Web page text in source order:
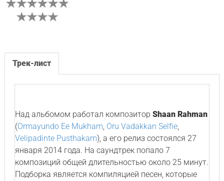
Трек-лист
Над альбомом работал композитор Shaan Rahman
(Ormayundo Ee Mukham, Oru Vadakkan Selfie,
Velipadinte Pusthakam), а его релиз состоялся 27
января 2014 года. На саундтрек попало 7
композиций общей длительностью около 25 минут.
Подборка является компиляцией песен, которые